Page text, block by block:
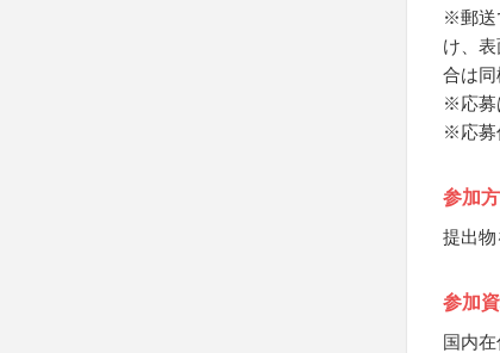
※郵送
け、
合は
※応募
※応募
参加
提出
参加
国内